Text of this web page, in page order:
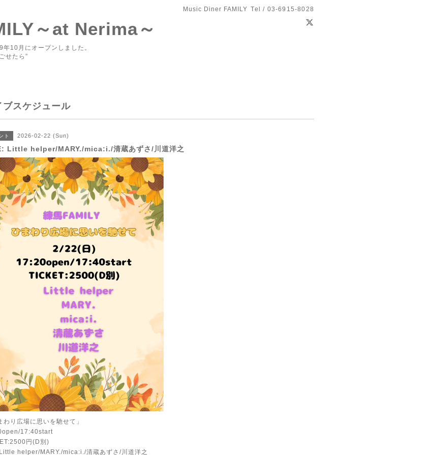
Music Diner FAMILY Tel / 03-6915-8028
～at Nerima～
10月にオープンしました。
せたら”
ブスケジュール
ト 2026-02-22 (Sun)
Little helper/MARY./mica:i./清蔵あずさ/川道洋之
わり広場に思いを馳せて」
17:40start
円(D別)
helper/MARY./mica:i./清蔵あずさ/川道洋之